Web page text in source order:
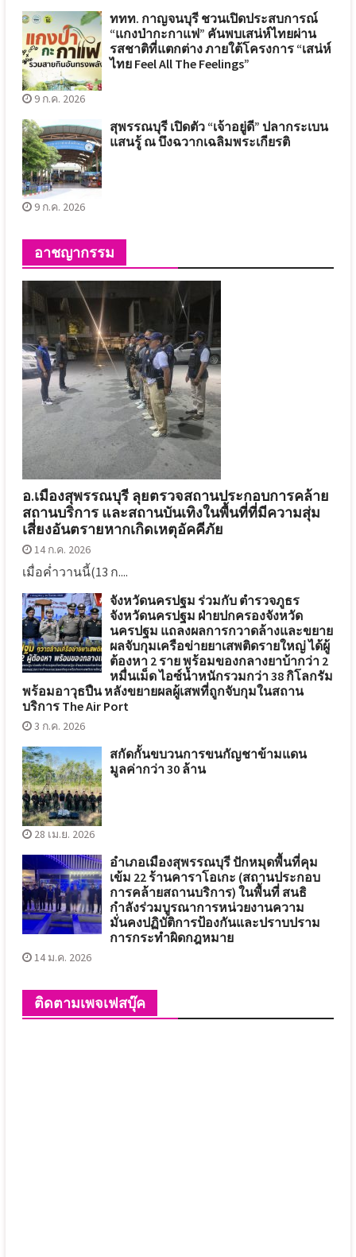
ททท. กาญจนบุรี ชวนเปิดประสบการณ์
“แกงป่ากะกาแฟ” คันพบเสน่ห์ไทยผ่าน
รสชาติที่แตกต่าง ภายใต้โครงการ “เสน่ห์
ไทย Feel All The Feelings”
9 ก.ค. 2026
สุพรรณบุรี เปิดตัว “เจ้าอยู่ดี” ปลากระเบน
แสนรู้ ณ บึงฉวากเฉลิมพระเกียรติ
9 ก.ค. 2026
อาชญากรรม
อ.เมืองสุพรรณบุรี ลุยตรวจสถานประกอบการคล้าย
สถานบริการ และสถานบันเทิงในพื้นที่ที่มีความสุ่ม
เสี่ยงอันตรายหากเกิดเหตุอัคคีภัย
14 ก.ค. 2026
เมื่อค่ำวานนี้(13 ก....
จังหวัดนครปฐม ร่วมกับ ตำรวจภูธร
จังหวัดนครปฐม ฝ่ายปกครองจังหวัด
นครปฐม แถลงผลการกวาดล้างและขยาย
ผลจับกุมเครือข่ายยาเสพติดรายใหญ่ ได้ผู้
ต้องหา 2 ราย พร้อมของกลางยาบ้ากว่า 2
หมื่นเม็ด ไอซ์น้ำหนักรวมกว่า 38 กิโลกรัม
พร้อมอาวุธปืน หลังขยายผลผู้เสพที่ถูกจับกุมในสถาน
บริการ The Air Port
3 ก.ค. 2026
สกัดกั้นขบวนการขนกัญชาข้ามแดน
มูลค่ากว่า 30 ล้าน
28 เม.ย. 2026
อำเภอเมืองสุพรรณบุรี ปักหมุดพื้นที่คุม
เข้ม 22 ร้านคาราโอเกะ (สถานประกอบ
การคล้ายสถานบริการ) ในพื้นที่ สนธิ
กำลังร่วมบูรณาการหน่วยงานความ
มั่นคงปฏิบัติการป้องกันและปราบปราม
การกระทำผิดกฎหมาย
14 ม.ค. 2026
ติดตามเพจเฟสบุ๊ค